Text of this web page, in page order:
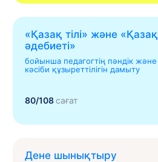
«Қазақ тілі» жəне «Қазақ
əдебиеті»
бойынша педагогтің пәндік және
кәсіби құзыреттілігін дамыту
80/108сағат
Дене шынықтыру